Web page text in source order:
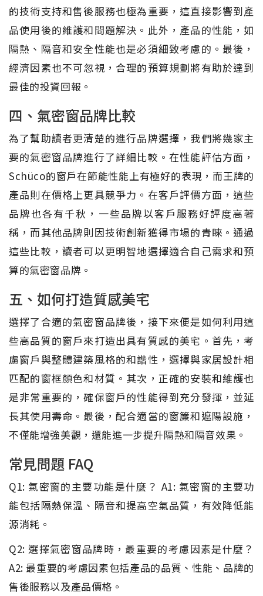
的技術支持和售後服務也極為重要，這直接影響到產
品使用後的維護和問題解決。此外，產品的性能，如
隔熱、隔音和安全性能也是必須細致考慮的。最後，
經濟因素也不可忽視，合理的預算規劃將有助於達到
最佳的投資回報。
四、氣密窗品牌比較
為了幫助讀者更清楚的進行品牌選擇，我們將幾家主
要的氣密窗品牌進行了詳細比較。在性能評估方面，
Schüco的窗戶在節能性能上有極好的表現，而王牌的
產品則在價格上更具競爭力。在客戶評價方面，這些
品牌也各有千秋，一些品牌以客戶服務好評度高著
稱，而其他品牌則因技術創新獲得市場的青睞。通過
這些比較，讀者可以更明智地選擇適合自己需求和預
算的氣密窗品牌。
五、如何打造質感美宅
選擇了合適的氣密窗品牌後，接下來便是如何利用這
些高品質的窗戶來打造出具有質感的美宅。首先，考
慮窗戶與整體建築風格的和諧性，選擇與家居設計相
匹配的窗框顏色和材質。其次，正確的安裝和維護也
是非常重要的，確保窗戶的性能得到充分發揮，並延
長其使用壽命。最後，配合適當的窗簾和遮陽設施，
不僅能增強美觀，還能進一步提升隔熱和隔音效果。
常見問題 FAQ
Q1: 氣密窗的主要功能是什麼？ A1: 氣密窗的主要功
能包括隔熱保溫、隔音和提高空氣品質，有效降低能
源消耗。
Q2: 選擇氣密窗品牌時，最重要的考慮因素是什麼？
A2: 最重要的考慮因素包括產品的品質、性能、品牌的
售後服務以及產品價格。